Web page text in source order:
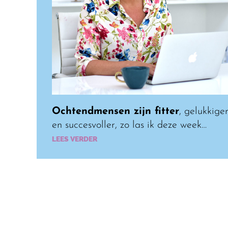
Ochtendmensen zijn fitter, gelukkiger
en succesvoller, zo las ik deze week…
LEES VERDER